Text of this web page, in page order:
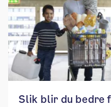
Slik blir du bedre